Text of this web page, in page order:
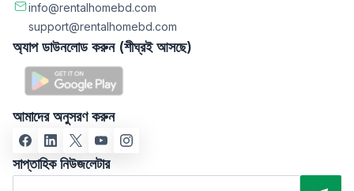
info@rentalhomebd.com
support@rentalhomebd.com
অ্যাপ ডাউনলোড করুন (শীঘ্রই আসছে)
আমাদের অনুসরণ করুন
সাপ্তাহিক নিউজলেটার